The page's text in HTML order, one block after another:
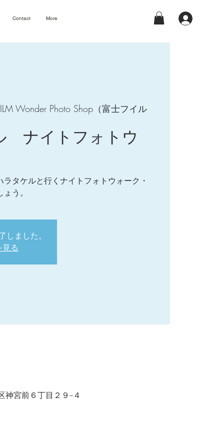
Contact More
Wonder Photo Shop（富士フイル
ナイトフォトウ
タケルと行くナイトフォトウォーク・
う。
しました。
見る
神宮前６丁目２９−４